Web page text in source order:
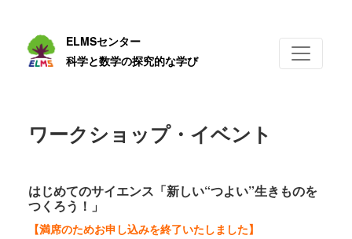
ELMSセンター
科学と数学の探究的な学び
ワークショップ・イベント
はじめてのサイエンス「新しい“つよい”生きものを
つくろう！」
【満席のためお申し込みを終了いたしました】